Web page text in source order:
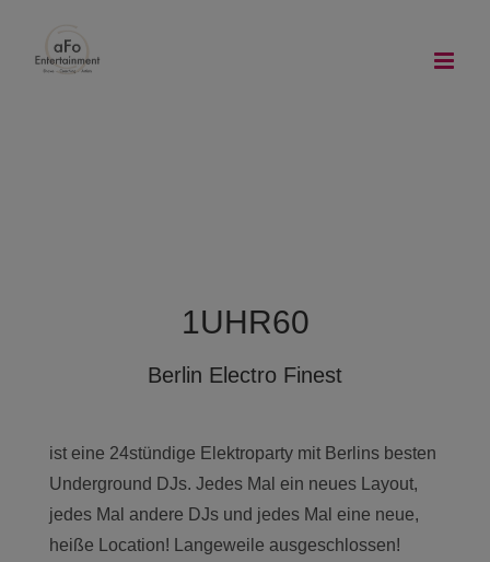
springen
1UHR60
Berlin Electro Finest
ist eine 24stündige Elektroparty mit Berlins besten
Underground DJs. Jedes Mal ein neues Layout,
jedes Mal andere DJs und jedes Mal eine neue,
heiße Location! Langeweile ausgeschlossen!